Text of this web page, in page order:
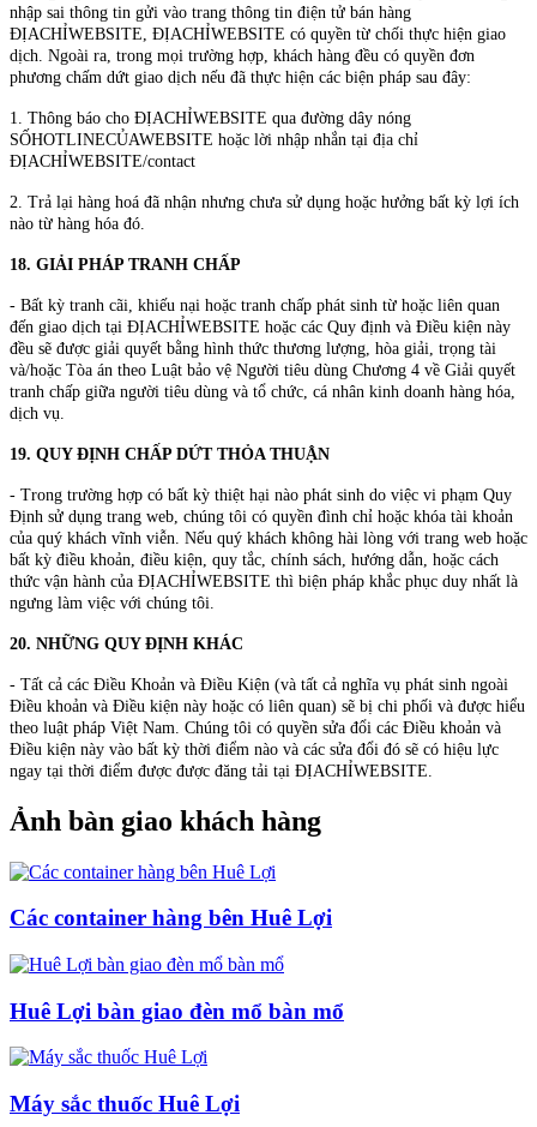
nhập sai thông tin gửi vào trang thông tin điện tử bán hàng
ĐỊACHỈWEBSITE, ĐỊACHỈWEBSITE có quyền từ chối thực hiện giao
dịch. Ngoài ra, trong mọi trường hợp, khách hàng đều có quyền đơn
phương chấm dứt giao dịch nếu đã thực hiện các biện pháp sau đây:
1. Thông báo cho ĐỊACHỈWEBSITE qua đường dây nóng
SỐHOTLINECỦAWEBSITE hoặc lời nhập nhắn tại địa chỉ
ĐỊACHỈWEBSITE/contact
2. Trả lại hàng hoá đã nhận nhưng chưa sử dụng hoặc hưởng bất kỳ lợi ích
nào từ hàng hóa đó.
18. GIẢI PHÁP TRANH CHẤP
- Bất kỳ tranh cãi, khiếu nại hoặc tranh chấp phát sinh từ hoặc liên quan
đến giao dịch tại ĐỊACHỈWEBSITE hoặc các Quy định và Điều kiện này
đều sẽ được giải quyết bằng hình thức thương lượng, hòa giải, trọng tài
và/hoặc Tòa án theo Luật bảo vệ Người tiêu dùng Chương 4 về Giải quyết
tranh chấp giữa người tiêu dùng và tổ chức, cá nhân kinh doanh hàng hóa,
dịch vụ.
19. QUY ĐỊNH CHẤP DỨT THỎA THUẬN
- Trong trường hợp có bất kỳ thiệt hại nào phát sinh do việc vi phạm Quy
Định sử dụng trang web, chúng tôi có quyền đình chỉ hoặc khóa tài khoản
của quý khách vĩnh viễn. Nếu quý khách không hài lòng với trang web hoặc
bất kỳ điều khoản, điều kiện, quy tắc, chính sách, hướng dẫn, hoặc cách
thức vận hành của ĐỊACHỈWEBSITE thì biện pháp khắc phục duy nhất là
ngưng làm việc với chúng tôi.
20. NHỮNG QUY ĐỊNH KHÁC
- Tất cả các Điều Khoản và Điều Kiện (và tất cả nghĩa vụ phát sinh ngoài
Điều khoản và Điều kiện này hoặc có liên quan) sẽ bị chi phối và được hiểu
theo luật pháp Việt Nam. Chúng tôi có quyền sửa đổi các Điều khoản và
Điều kiện này vào bất kỳ thời điểm nào và các sửa đổi đó sẽ có hiệu lực
ngay tại thời điểm được được đăng tải tại ĐỊACHỈWEBSITE.
Ảnh bàn giao khách hàng
Các container hàng bên Huê Lợi
Huê Lợi bàn giao đèn mổ bàn mổ
Máy sắc thuốc Huê Lợi